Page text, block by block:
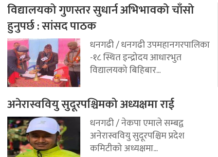
विद्यालयको गुणस्तर सुधार्न अभिभावको चाँसो
हुनुपर्छ : सांसद पाठक
धनगढी / धनगढी उपमहानगरपालिका
-१८ स्थित इन्द्रोदय आधारभुत
विद्यालयको बिहिबार...
अनेरास्ववियु सुदूरपश्चिमको अध्यक्षमा राई
धनगढी / नेकपा एमाले सम्बद्व
अनेरास्ववियु सुदूरपश्चिम प्रदेश
कमिटीको अध्यक्षमा...